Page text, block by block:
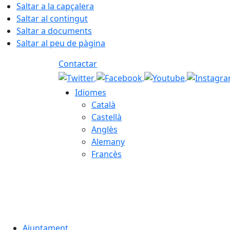
Saltar a la capçalera
Saltar al contingut
Saltar a documents
Saltar al peu de pàgina
Contactar
Idiomes
Català
Castellà
Anglès
Alemany
Francès